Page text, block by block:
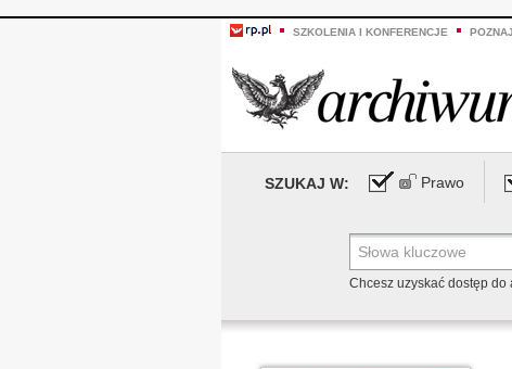
SZKOLENIA I KONFERENCJE
SZUKAJ W: Prawo
Chcesz uzyskać dostęp do